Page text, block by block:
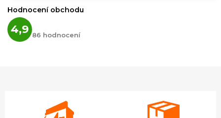
Hodnocení obchodu
4,9 hodnocení
obchodu
86 hodnocení